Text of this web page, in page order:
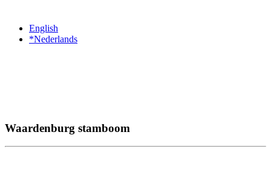
English
*Nederlands
Waardenburg stamboom